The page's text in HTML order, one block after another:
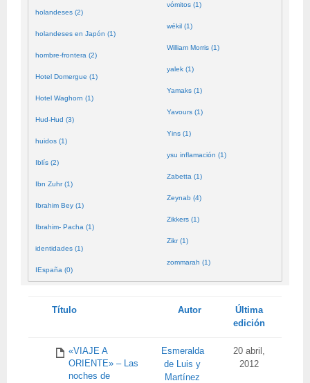
holandeses (2)
holandeses en Japón (1)
hombre-frontera (2)
Hotel Domergue (1)
Hotel Waghorn (1)
Hud-Hud (3)
huidos (1)
Iblís (2)
Ibn Zuhr (1)
Ibrahim Bey (1)
Ibrahim- Pacha (1)
identidades (1)
IEspaña (0)
vómitos (1)
wékil (1)
William Morris (1)
yalek (1)
Yamaks (1)
Yavours (1)
Yins (1)
ysu inflamación (1)
Zabetta (1)
Zeynab (4)
Zikkers (1)
Zikr (1)
zommarah (1)
Tienes
Título Autor
Última
edición
«VIAJE A
ORIENTE» – Las
noches de
Esmeralda
de Luis y
Martínez
20 abril,
2012